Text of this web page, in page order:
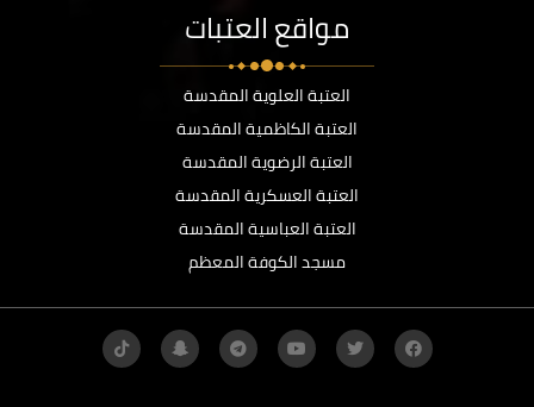
مواقع العتبات
العتبة العلوية المقدسة
العتبة الكاظمية المقدسة
العتبة الرضوية المقدسة
العتبة العسكرية المقدسة
العتبة العباسية المقدسة
مسجد الكوفة المعظم